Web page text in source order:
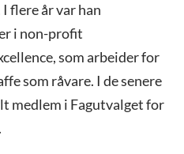
flere år var han
i non-profit
som arbeider for
som råvare. I de senere
medlem i Fagutvalget for